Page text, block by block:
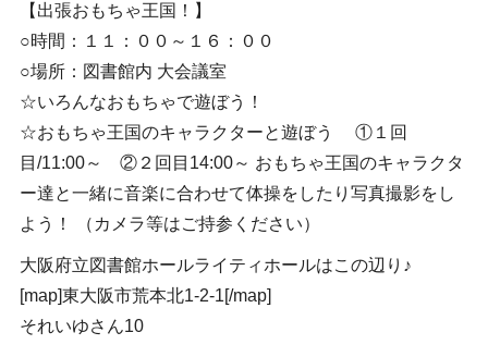
【出張おもちゃ王国！】
○時間：１１：００～１６：００
○場所：図書館内 大会議室
☆いろんなおもちゃで遊ぼう！
☆おもちゃ王国のキャラクターと遊ぼう ①１回
目/11:00～ ②２回目14:00～ おもちゃ王国のキャラクタ
ー達と一緒に音楽に合わせて体操をしたり写真撮影をし
よう！ （カメラ等はご持参ください）
大阪府立図書館ホールライティホールはこの辺り♪
[map]東大阪市荒本北1-2-1[/map]
それいゆさん10